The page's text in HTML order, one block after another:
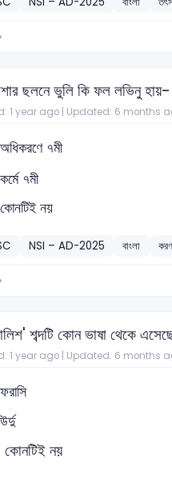
ছলনে ভুলি কি ফল লভিনু
1 year ago | Updated: 6 months
অধিকরণে ৭মী
কর্মে ৭মী
কোনটিই নয়
NSI – AD-2025 বাংলা
শব্দটি কোন ভাষা থেকে
1 year ago | Updated: 6 months
ফরাসি
উর্দু
কোনটিই নয়